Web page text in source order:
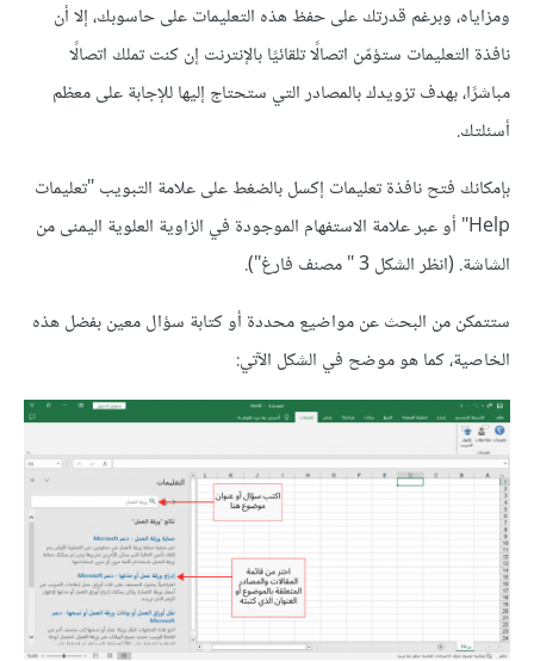
ومزاياه، وبرغم قدرتك على حفظ هذه التعليمات على حاسوبك، إلا أن
نافذة التعليمات ستؤمّن اتصالًا تلقائيًا بالإنترنت إن كنت تملك اتصالًا
مباشرًا، بهدف تزويدك بالمصادر التي ستحتاج إليها للإجابة على معظم
أسئلتك.
بإمكانك فتح نافذة تعليمات إكسل بالضغط على علامة التبويب "تعليمات
Help" أو عبر علامة الاستفهام الموجودة في الزاوية العلوية اليمنى من
الشاشة. (انظر الشكل 3 " مصنف فارغ").
ستتمكن من البحث عن مواضيع محددة أو كتابة سؤال معين بفضل هذه
الخاصية، كما هو موضح في الشكل الآتي: